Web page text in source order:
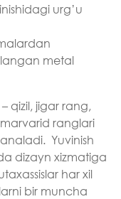
urg’u
metal
qizil, jigar rang,
ranglari
Yuvinish
dizayn xizmatiga
har xil
bir muncha